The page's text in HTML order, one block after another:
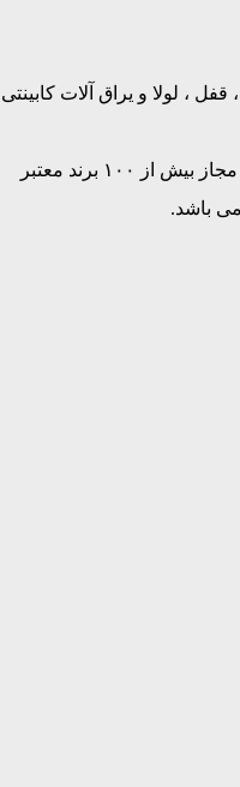
، لولا و یراق آلات کابینتی
همچنین تاپ پرشین مفتخر به نمایندگی مجاز بیش از ۱۰۰ برند معتبر